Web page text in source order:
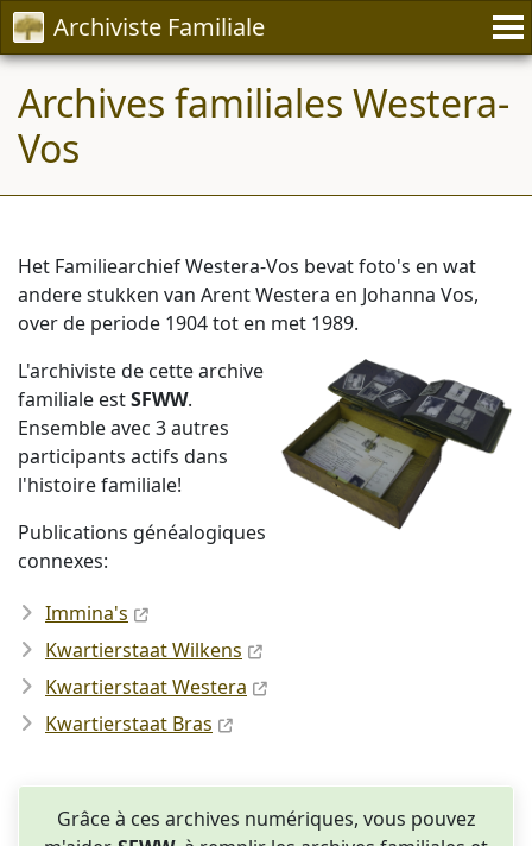
Archiviste Familiale
Archives familiales Westera-
Vos
Het Familiearchief Westera-Vos bevat foto's en wat
andere stukken van Arent Westera en Johanna Vos,
over de periode 1904 tot en met 1989.
L'archiviste de cette archive
familiale estSFWW.
Ensemble avec 3 autres
participants actifs dans
l'histoire familiale!
Publications généalogiques
connexes:
Immina's
Kwartierstaat Wilkens
Kwartierstaat Westera
Kwartierstaat Bras
Grâce à ces archives numériques, vous pouvez